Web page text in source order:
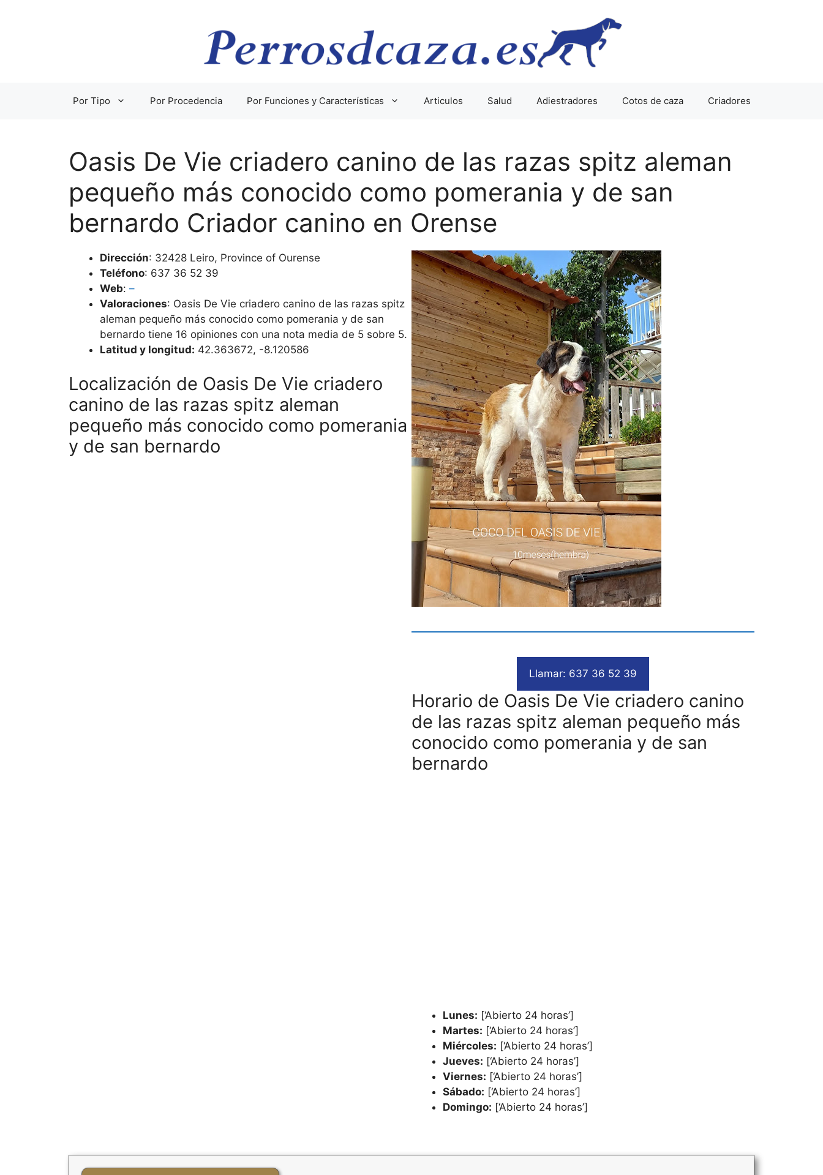
Por Tipo Por Procedencia Por Funciones y Características Articulos Salud Adiestradores Cotos de caza Criadores
Oasis De Vie criadero canino de las razas spitz aleman
pequeño más conocido como pomerania y de san
bernardo Criador canino en Orense
Dirección: 32428 Leiro, Province of Ourense
Teléfono: 637 36 52 39
Web: –
Valoraciones: Oasis De Vie criadero canino de las razas spitz
aleman pequeño más conocido como pomerania y de san
bernardo tiene 16 opiniones con una nota media de 5 sobre 5.
Latitud y longitud: 42.363672, -8.120586
Localización de Oasis De Vie criadero
canino de las razas spitz aleman
pequeño más conocido como pomerania
y de san bernardo
Llamar: 637 36 52 39
Horario de Oasis De Vie criadero canino
de las razas spitz aleman pequeño más
conocido como pomerania y de san
bernardo
Lunes: [‘Abierto 24 horas’]
Martes: [‘Abierto 24 horas’]
Miércoles: [‘Abierto 24 horas’]
Jueves: [‘Abierto 24 horas’]
Viernes: [‘Abierto 24 horas’]
Sábado: [‘Abierto 24 horas’]
Domingo: [‘Abierto 24 horas’]